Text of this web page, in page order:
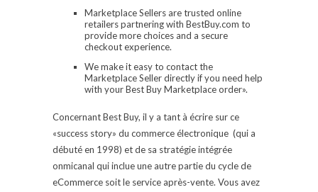
Marketplace Sellers are trusted online
retailers partnering with BestBuy.com to
provide more choices and a secure
checkout experience.
We make it easy to contact the
Marketplace Seller directly if you need help
with your Best Buy Marketplace order».
Concernant Best Buy, il y a tant à écrire sur ce
«success story» du commerce électronique (qui a
débuté en 1998) et de sa stratégie intégrée
onmicanal qui inclue une autre partie du cycle de
eCommerce soit le service après-vente. Vous avez